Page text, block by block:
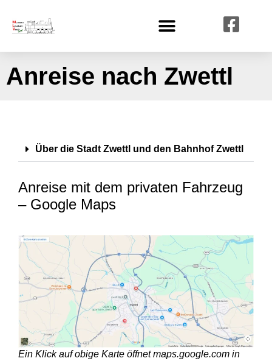
Anreise nach Zwettl
Über die Stadt Zwettl und den Bahnhof Zwettl
Anreise mit dem privaten Fahrzeug
– Google Maps
Ein Klick auf obige Karte öffnet maps.google.com in